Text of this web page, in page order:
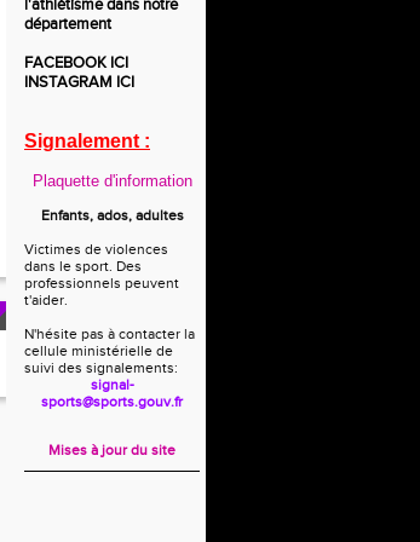
l'athlétisme dans notre
département
FACEBOOKICI
INSTAGRAM ICI
Signalement :
Plaquette d'information
Enfants, ados, adultes
Victimes de violences
dans le sport. Des
professionnels peuvent
t'aider.
N'hésite pas à contacter la
cellule ministérielle de
suivi des signalements:
signal-
sports@sports.gouv.fr
Mises à jour du site